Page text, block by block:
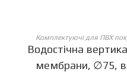
Комплектуючі для ПВХ
Водостічна
мембрани, ∅75,